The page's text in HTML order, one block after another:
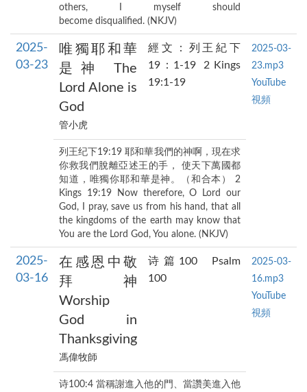
others, I myself should
become disqualified. (NKJV)
2025-
03-23
唯獨耶和華
是神 The
Lord Alone is
God
管小虎
經文：列王紀下
19：1-19 2 Kings
19:1-19
2025-03-
23.mp3
YouTube
視頻
列王纪下19:19 耶和華我們的神啊，現在求
你救我們脫離亞述王的手， 使天下萬國都
知道，唯獨你耶和華是神。（和合本） 2
Kings 19:19 Now therefore, O Lord our
God, I pray, save us from his hand, that all
the kingdoms of the earth may know that
You are the Lord God, You alone. (NKJV)
2025-
03-16
在感恩中敬
拜神
Worship
God in
Thanksgiving
馮偉牧師
诗篇100 Psalm
100
2025-03-
16.mp3
YouTube
視頻
诗100:4 當稱謝進入他的門、當讚美進入他